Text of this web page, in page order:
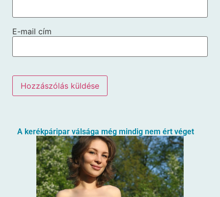
E-mail cím
A kerékpáripar válsága még mindig nem ért véget